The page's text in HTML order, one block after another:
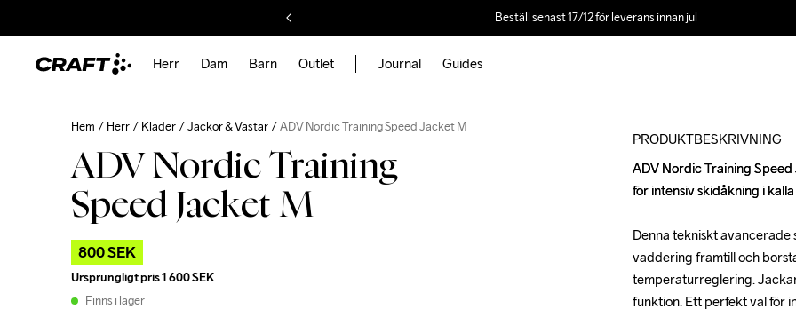
Beställ senast 17/12 för leverans innan jul
Herr Dam Barn Outlet Journal Guides
Hem Herr Kläder Jackor & Västar ADV Nordic Training Speed Jacket M
ADV Nordic Training
Speed Jacket M
800 SEK
Ursprungligt pris1 600 SEK
Finns i lager
PRODUKTBESKRIVNING
ADV Nordic Training
för intensiv skidåkning i
Denna tekniskt
vaddering framtill och
temperaturreglering.
funktion. Ett perfekt val för
ADV Nordic Training
för intensiv skidåkning i
Denna tekniskt
vaddering framtill och
temperaturreglering.
funktion. Ett perfekt val för